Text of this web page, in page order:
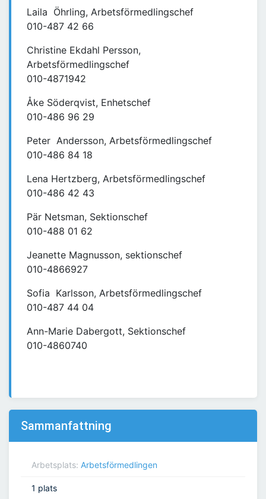
Laila Öhrling, Arbetsförmedlingschef
010-487 42 66
Christine Ekdahl Persson,
Arbetsförmedlingschef
010-4871942
Åke Söderqvist, Enhetschef
010-486 96 29
Peter Andersson, Arbetsförmedlingschef
010-486 84 18
Lena Hertzberg, Arbetsförmedlingschef
010-486 42 43
Pär Netsman, Sektionschef
010-488 01 62
Jeanette Magnusson, sektionschef
010-4866927
Sofia Karlsson, Arbetsförmedlingschef
010-487 44 04
Ann-Marie Dabergott, Sektionschef
010-4860740
Sammanfattning
Arbetsplats: Arbetsförmedlingen
1 plats